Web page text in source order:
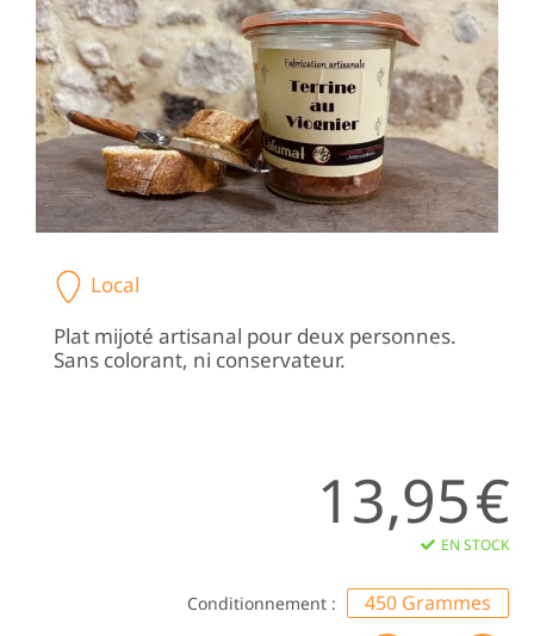
Local
Plat mijoté artisanal pour deux personnes.
Sans colorant, ni conservateur.
13,95€
EN STOCK
Conditionnement : 450 Grammes